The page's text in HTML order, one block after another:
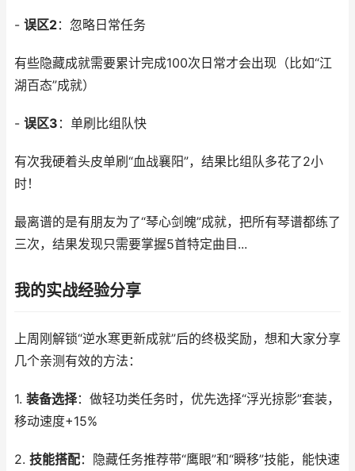
- 误区2：忽略日常任务
有些隐藏成就需要累计完成100次日常才会出现（比如“江
湖百态”成就）
- 误区3 ：单刷比组队快
有次我硬着头皮单刷“血战襄阳”，结果比组队多花了2小
时！
最离谱的是有朋友为了“琴心剑魄”成就，把所有琴谱都练了
三次，结果发现只需要掌握5首特定曲目...
我的实战经验分享
上周刚解锁“逆水寒更新成就”后的终极奖励，想和大家分享
几个亲测有效的方法：
1. 装备选择：做轻功类任务时，优先选择“浮光掠影”套装，
移动速度+15%
2. 技能搭配：隐藏任务推荐带“鹰眼”和“瞬移”技能，能快速